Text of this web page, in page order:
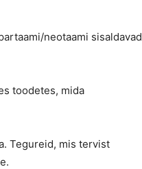
neotaami sisaldavad
toodetes, mida
Tegureid, mis tervist